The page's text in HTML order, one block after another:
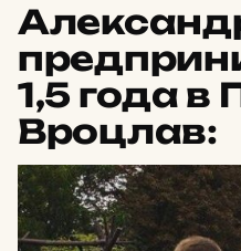
1,5 года в
Вроцлав: